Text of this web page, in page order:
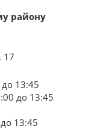
району
17
13:45
до 13:45
13:45